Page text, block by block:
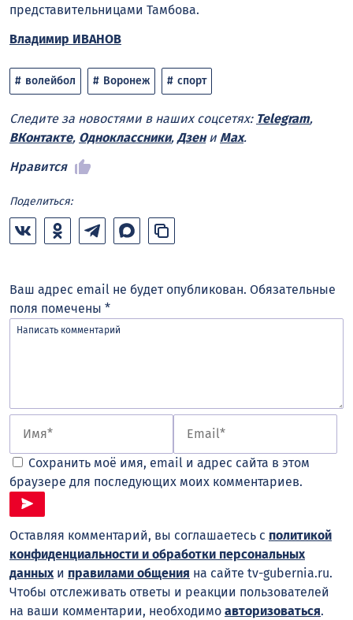
представительницами Тамбова.
Владимир ИВАНОВ
волейбол Воронеж спорт
Следите за новостями в наших соцсетях: Telegram,
ВКонтакте, Одноклассники, Дзени Max.
Нравится
Поделиться:
Ваш адрес email не будет опубликован. Обязательные
поля помечены *
Сохранить моё имя, email и адрес сайта в этом
браузере для последующих моих комментариев.
Оставляя комментарий, вы соглашаетесь с политикой
конфиденциальности и обработки персональных
данныхи правилами общения на сайте tv-gubernia.ru.
Чтобы отслеживать ответы и реакции пользователей
на ваши комментарии, необходимо авторизоваться.